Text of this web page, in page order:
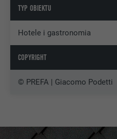
TYP OBIEKTU
Hotele i gastronomia
COPYRIGHT
© PREFA | Giacomo Podetti